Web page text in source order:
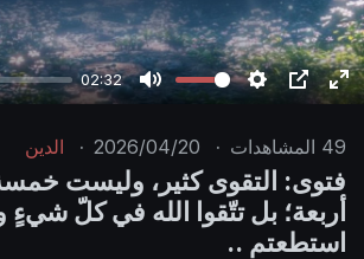
02:32
u
e
i
P
E
n
t
e
r
l
a
y
49 المشاهدات ·
2026/04/20
· الدين
فتوى: التقوى كثير، وليست
أربعة؛ بل تتّقوا الله في كلّ شيءٍ
استطعتم ..